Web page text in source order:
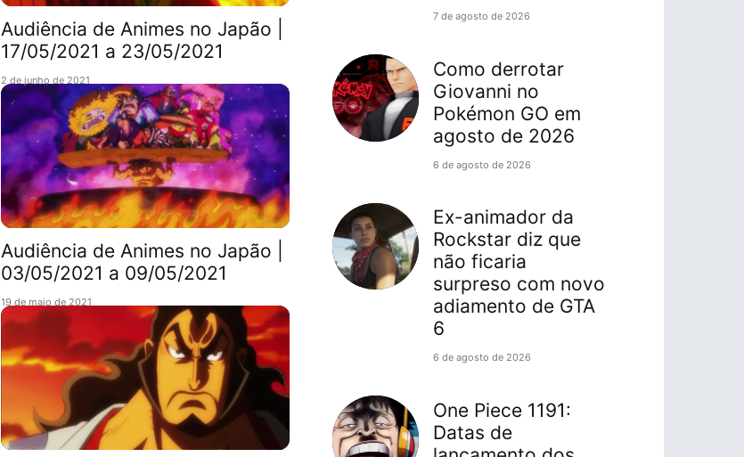
Audiência de Animes no Japão |
17/05/2021 a 23/05/2021
2 de junho de 2021
Audiência de Animes no Japão |
03/05/2021 a 09/05/2021
19 de maio de 2021
7 de agosto de 2026
Como derrotar
Giovanni no
Pokémon GO em
agosto de 2026
6 de agosto de 2026
Ex-animador da
Rockstar diz que
não ficaria
surpreso com novo
adiamento de GTA
6
6 de agosto de 2026
One Piece 1191:
Datas de